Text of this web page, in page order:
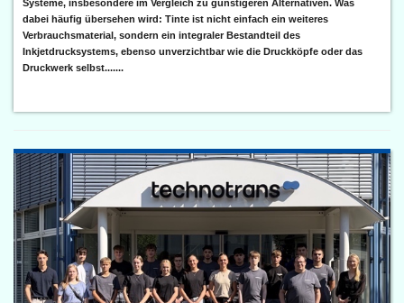
Systeme, insbesondere im Vergleich zu günstigeren Alternativen. Was
dabei häufig übersehen wird: Tinte ist nicht einfach ein weiteres
Verbrauchsmaterial, sondern ein integraler Bestandteil des
Inkjetdrucksystems, ebenso unverzichtbar wie die Druckköpfe oder das
Druckwerk selbst.......